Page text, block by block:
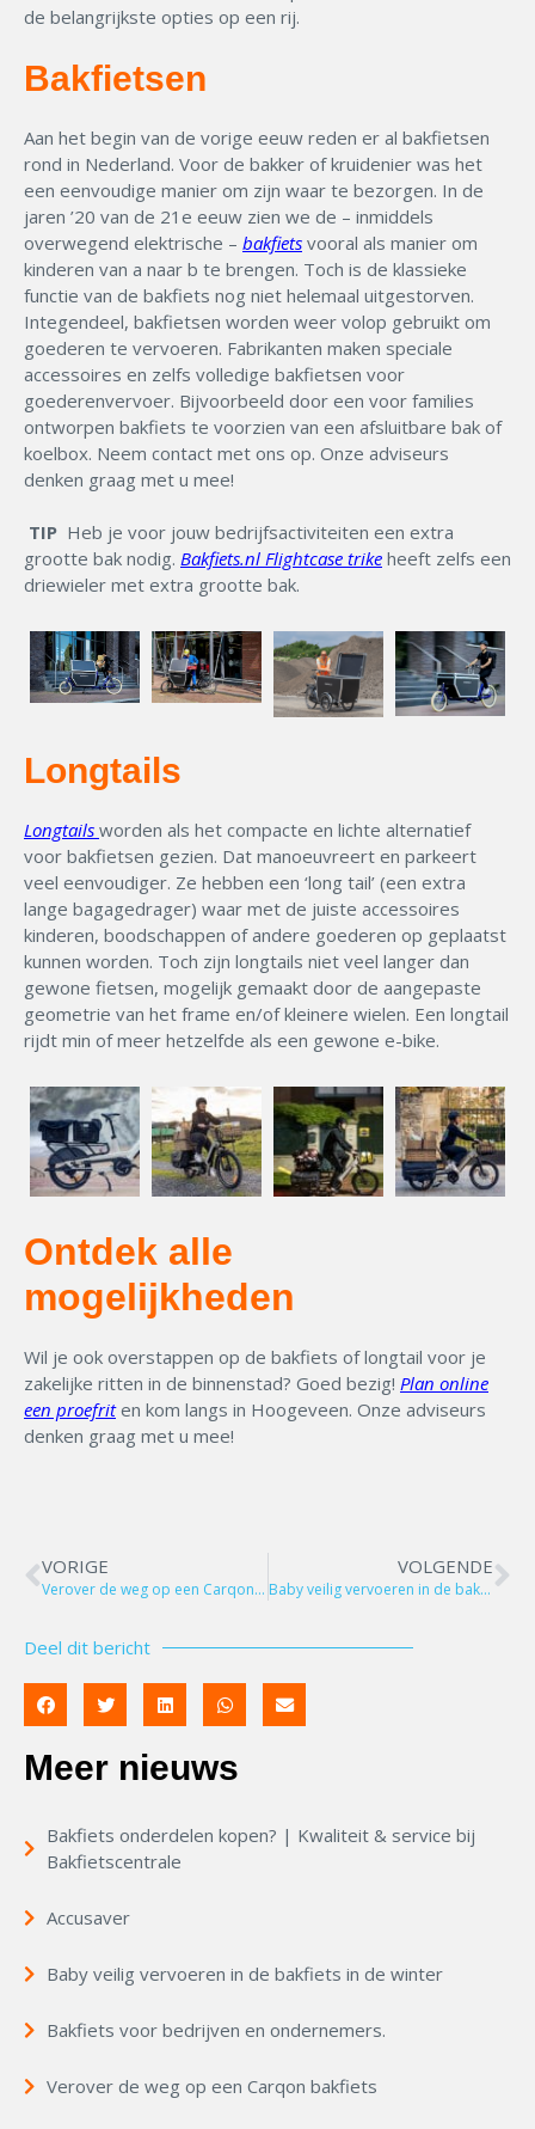
de belangrijkste opties op een rij.
Bakfietsen
Aan het begin van de vorige eeuw reden er al bakfietsen
rond in Nederland. Voor de bakker of kruidenier was het
een eenvoudige manier om zijn waar te bezorgen. In de
jaren ’20 van de 21e eeuw zien we de – inmiddels
overwegend elektrische – bakfiets vooral als manier om
kinderen van a naar b te brengen. Toch is de klassieke
functie van de bakfiets nog niet helemaal uitgestorven.
Integendeel, bakfietsen worden weer volop gebruikt om
goederen te vervoeren. Fabrikanten maken speciale
accessoires en zelfs volledige bakfietsen voor
goederenvervoer. Bijvoorbeeld door een voor families
ontworpen bakfiets te voorzien van een afsluitbare bak of
koelbox. Neem contact met ons op. Onze adviseurs
denken graag met u mee!
TIP Heb je voor jouw bedrijfsactiviteiten een extra
grootte bak nodig. Bakfiets.nl Flightcase trike heeft zelfs een
driewieler met extra grootte bak.
Longtails
Longtails worden als het compacte en lichte alternatief
voor bakfietsen gezien. Dat manoeuvreert en parkeert
veel eenvoudiger. Ze hebben een ‘long tail’ (een extra
lange bagagedrager) waar met de juiste accessoires
kinderen, boodschappen of andere goederen op geplaatst
kunnen worden. Toch zijn longtails niet veel langer dan
gewone fietsen, mogelijk gemaakt door de aangepaste
geometrie van het frame en/of kleinere wielen. Een longtail
rijdt min of meer hetzelfde als een gewone e-bike.
Ontdek alle
mogelijkheden
Wil je ook overstappen op de bakfiets of longtail voor je
zakelijke ritten in de binnenstad? Goed bezig! Plan online
een proefriten kom langs in Hoogeveen. Onze adviseurs
denken graag met u mee!
VORIGE
Verover de weg op een Carqon bakfiets
VOLGENDE
Baby veilig vervoeren in de bakfiets in de winter
Deel dit bericht
Meer nieuws
Bakfiets onderdelen kopen? | Kwaliteit & service bij
Bakfietscentrale
Accusaver
Baby veilig vervoeren in de bakfiets in de winter
Bakfiets voor bedrijven en ondernemers.
Verover de weg op een Carqon bakfiets